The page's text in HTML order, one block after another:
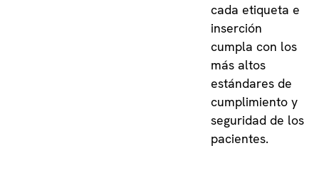
cada etiqueta e
inserción
cumpla con los
más altos
estándares de
cumplimiento y
seguridad de los
pacientes.